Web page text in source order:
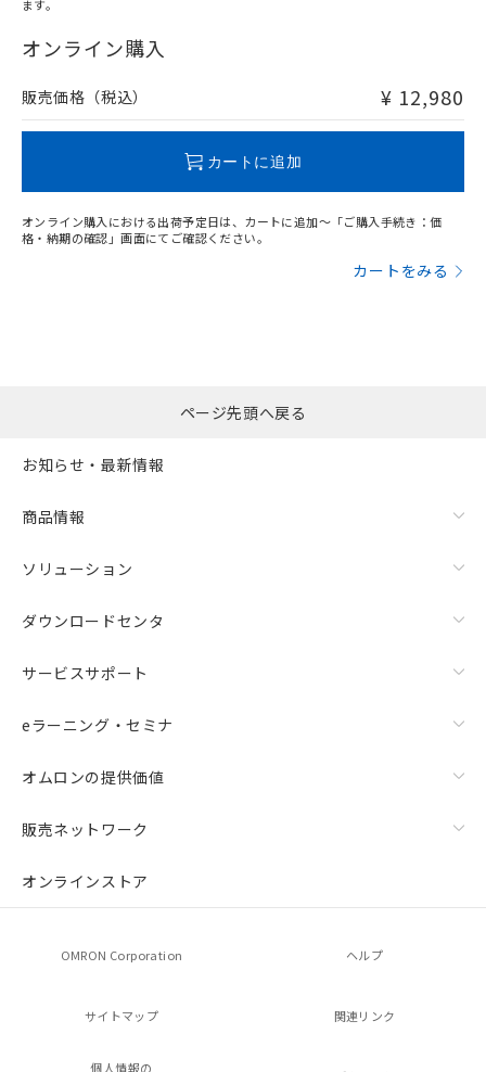
在庫等で未対応品が混在する可能性があります。
問い合わせください。
ます。
オンライン購入
販売価格（税込） ¥ 12,980
カートに追加
オンライン購入における出荷予定日は、カートに追加～「ご購入手続き：価
格・納期の確認」画面にてご確認ください。
カートをみる
ページ先頭へ戻る
お知らせ・最新情報
商品情報
ソリューション
ダウンロードセンタ
サービスサポート
eラーニング・セミナ
オムロンの提供価値
販売ネットワーク
オンラインストア
OMRON Corporation ヘルプ
サイトマップ 関連リンク
個人情報の